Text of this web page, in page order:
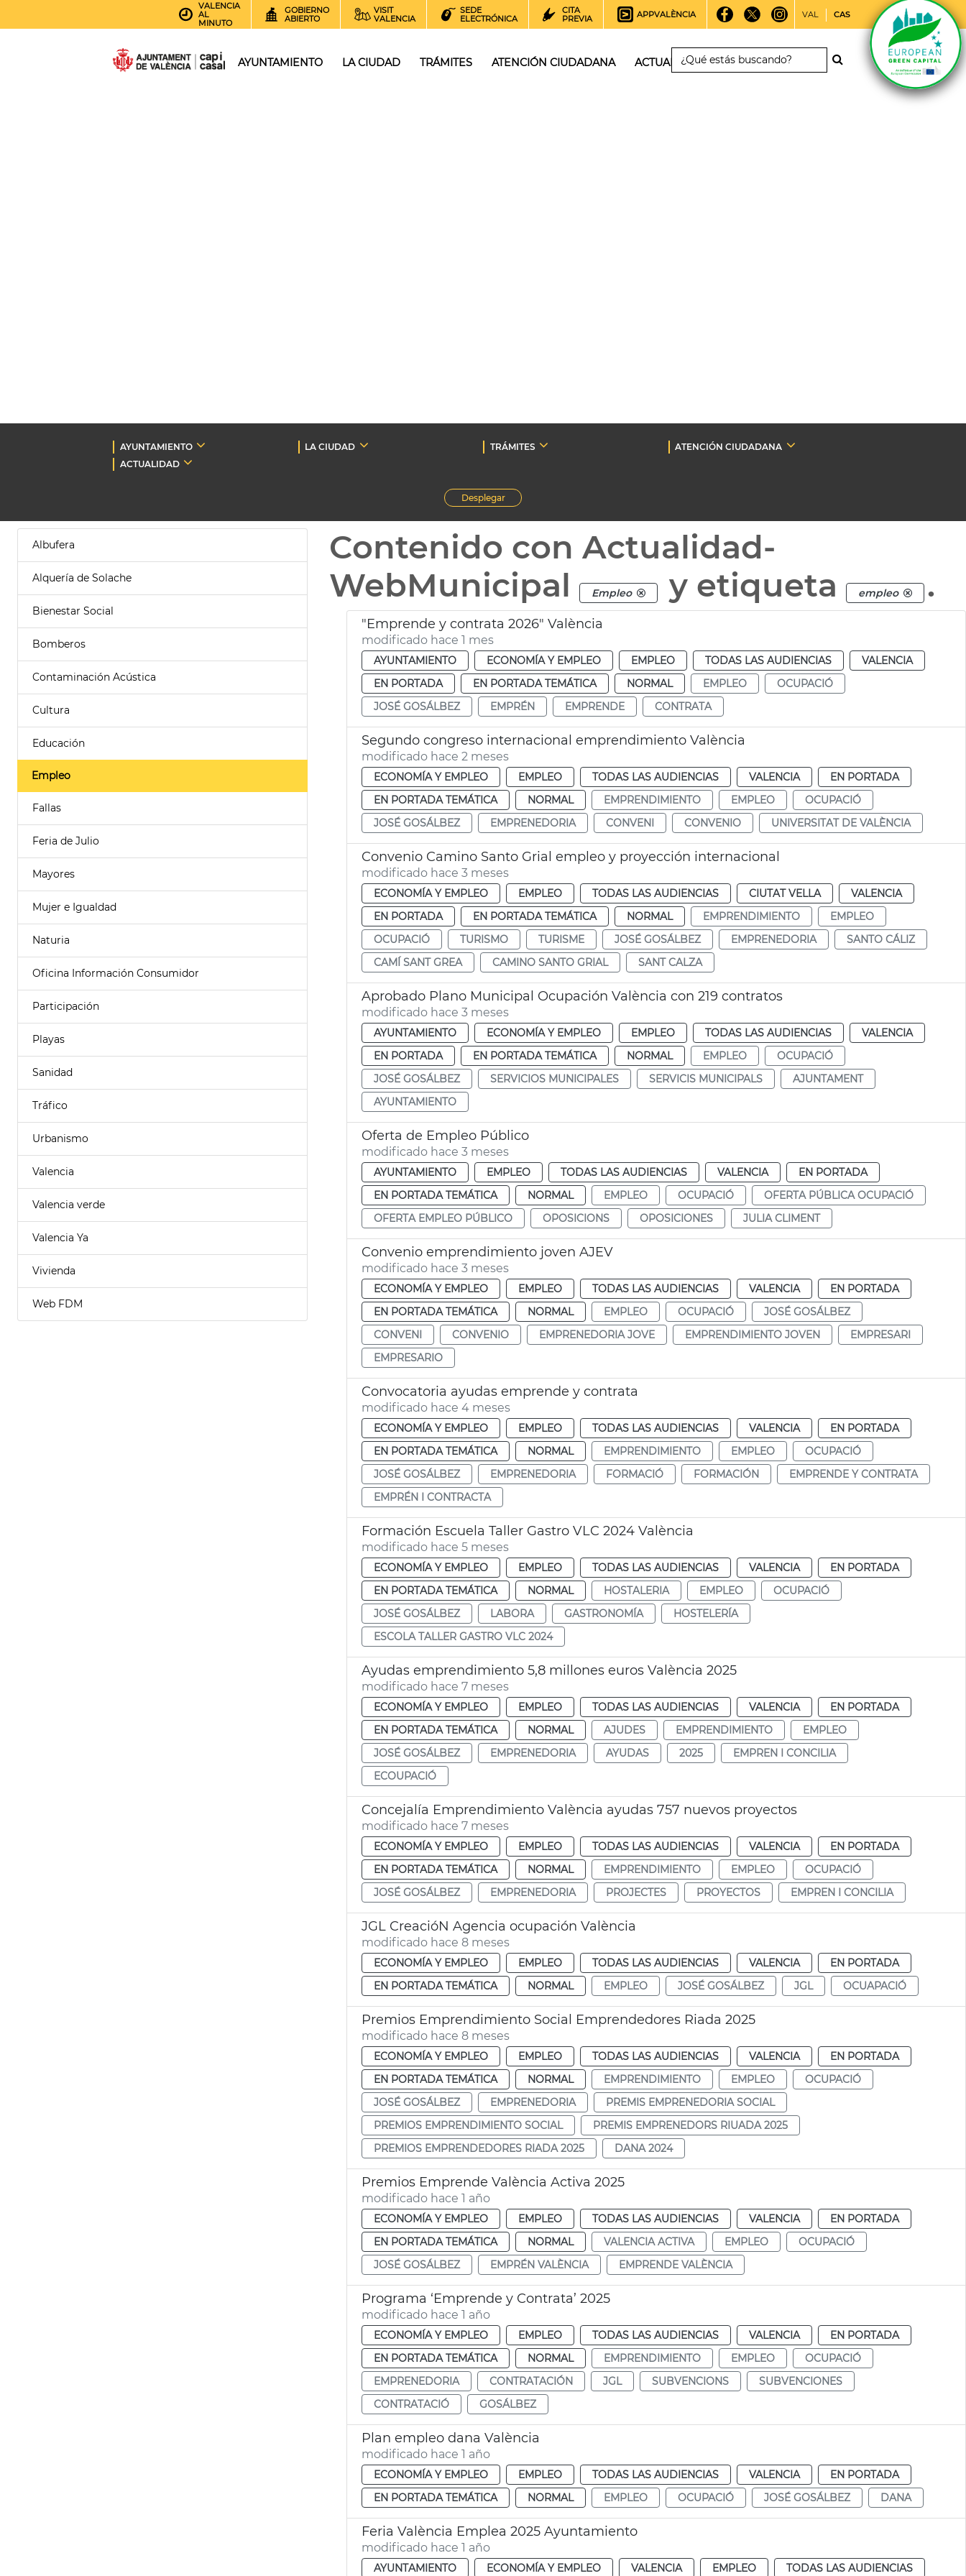
VALENCIA
AL
MINUTO
GOBIERNO
ABIERTO
VISIT
VALENCIA
SEDE
ELECTRÓNICA
CITA
PREVIA
APPVALÈNCIA VAL CAS
AYUNTAMIENTO LA CIUDAD TRÁMITES ATENCIÓN CIUDADANA ACTUALIDAD
AYUNTAMIENTO LA CIUDAD TRÁMITES
ATENCIÓN CIUDADANA
ACTUALIDAD
Desplegar
Albufera
Alquería de Solache
Bienestar Social
Bomberos
Contaminación Acústica
Cultura
Educación
Empleo
Fallas
Feria de Julio
Mayores
Mujer e Igualdad
Naturia
Oficina Información Consumidor
Participación
Playas
Sanidad
Tráfico
Urbanismo
Valencia
Valencia verde
Valencia Ya
Vivienda
Web FDM
Contenido con Actualidad-
WebMunicipal
Empleo y etiqueta empleo .
"Emprende y contrata 2026" València
modificado hace 1 mes
AYUNTAMIENTO ECONOMÍA Y EMPLEO EMPLEO TODAS LAS AUDIENCIAS
VALENCIA
EN PORTADA
EN PORTADA TEMÁTICA NORMAL EMPLEO
OCUPACIÓ
JOSÉ GOSÁLBEZ
EMPRÉN EMPRENDE CONTRATA
Segundo congreso internacional emprendimiento València
modificado hace 2 meses
ECONOMÍA Y EMPLEO EMPLEO TODAS LAS AUDIENCIAS VALENCIA
EN PORTADA
EN PORTADA TEMÁTICA
NORMAL EMPRENDIMIENTO EMPLEO
OCUPACIÓ
JOSÉ GOSÁLBEZ
EMPRENEDORIA CONVENI CONVENIO UNIVERSITAT DE VALÈNCIA
Convenio Camino Santo Grial empleo y proyección internacional
modificado hace 3 meses
ECONOMÍA Y EMPLEO EMPLEO TODAS LAS AUDIENCIAS CIUTAT VELLA
VALENCIA
EN PORTADA
EN PORTADA TEMÁTICA NORMAL EMPRENDIMIENTO
EMPLEO
OCUPACIÓ
TURISMO TURISME JOSÉ GOSÁLBEZ EMPRENEDORIA
SANTO CÁLIZ
CAMÍ SANT GREA
CAMINO SANTO GRIAL SANT CALZA
Aprobado Plano Municipal Ocupación València con 219 contratos
modificado hace 3 meses
AYUNTAMIENTO ECONOMÍA Y EMPLEO EMPLEO TODAS LAS AUDIENCIAS
VALENCIA
EN PORTADA
EN PORTADA TEMÁTICA NORMAL EMPLEO
OCUPACIÓ
JOSÉ GOSÁLBEZ
SERVICIOS MUNICIPALES SERVICIS MUNICIPALS
AJUNTAMENT
AYUNTAMIENTO
Oferta de Empleo Público
modificado hace 3 meses
AYUNTAMIENTO EMPLEO TODAS LAS AUDIENCIAS VALENCIA
EN PORTADA
EN PORTADA TEMÁTICA
NORMAL EMPLEO OCUPACIÓ
OFERTA PÚBLICA OCUPACIÓ
OFERTA EMPLEO PÚBLICO
OPOSICIONS OPOSICIONES JULIA CLIMENT
Convenio emprendimiento joven AJEV
modificado hace 3 meses
ECONOMÍA Y EMPLEO EMPLEO TODAS LAS AUDIENCIAS VALENCIA
EN PORTADA
EN PORTADA TEMÁTICA
NORMAL EMPLEO OCUPACIÓ
JOSÉ GOSÁLBEZ
CONVENI
CONVENIO EMPRENEDORIA JOVE EMPRENDIMIENTO JOVEN
EMPRESARI
EMPRESARIO
Convocatoria ayudas emprende y contrata
modificado hace 4 meses
ECONOMÍA Y EMPLEO EMPLEO TODAS LAS AUDIENCIAS VALENCIA
EN PORTADA
EN PORTADA TEMÁTICA
NORMAL EMPRENDIMIENTO EMPLEO
OCUPACIÓ
JOSÉ GOSÁLBEZ
EMPRENEDORIA FORMACIÓ FORMACIÓN
EMPRENDE Y CONTRATA
EMPRÉN I CONTRACTA
Formación Escuela Taller Gastro VLC 2024 València
modificado hace 5 meses
ECONOMÍA Y EMPLEO EMPLEO TODAS LAS AUDIENCIAS VALENCIA
EN PORTADA
EN PORTADA TEMÁTICA
NORMAL HOSTALERIA EMPLEO
OCUPACIÓ
JOSÉ GOSÁLBEZ
LABORA GASTRONOMÍA
HOSTELERÍA
ESCOLA TALLER GASTRO VLC 2024
Ayudas emprendimiento 5,8 millones euros València 2025
modificado hace 7 meses
ECONOMÍA Y EMPLEO EMPLEO TODAS LAS AUDIENCIAS VALENCIA
EN PORTADA
EN PORTADA TEMÁTICA
NORMAL AJUDES EMPRENDIMIENTO
EMPLEO
JOSÉ GOSÁLBEZ
EMPRENEDORIA AYUDAS 2025
EMPREN I CONCILIA
ECOUPACIÓ
Concejalía Emprendimiento València ayudas 757 nuevos proyectos
modificado hace 7 meses
ECONOMÍA Y EMPLEO EMPLEO TODAS LAS AUDIENCIAS VALENCIA
EN PORTADA
EN PORTADA TEMÁTICA
NORMAL EMPRENDIMIENTO EMPLEO
OCUPACIÓ
JOSÉ GOSÁLBEZ
EMPRENEDORIA PROJECTES PROYECTOS EMPREN I CONCILIA
JGL CreacióN Agencia ocupación València
modificado hace 8 meses
ECONOMÍA Y EMPLEO EMPLEO TODAS LAS AUDIENCIAS VALENCIA
EN PORTADA
EN PORTADA TEMÁTICA
NORMAL EMPLEO JOSÉ GOSÁLBEZ JGL OCUAPACIÓ
Premios Emprendimiento Social Emprendedores Riada 2025
modificado hace 8 meses
ECONOMÍA Y EMPLEO EMPLEO TODAS LAS AUDIENCIAS VALENCIA
EN PORTADA
EN PORTADA TEMÁTICA
NORMAL EMPRENDIMIENTO EMPLEO
OCUPACIÓ
JOSÉ GOSÁLBEZ
EMPRENEDORIA
PREMIS EMPRENEDORIA SOCIAL
PREMIOS EMPRENDIMIENTO SOCIAL
PREMIS EMPRENEDORS RIUADA 2025
PREMIOS EMPRENDEDORES RIADA 2025
DANA 2024
Premios Emprende València Activa 2025
modificado hace 1 año
ECONOMÍA Y EMPLEO EMPLEO TODAS LAS AUDIENCIAS VALENCIA
EN PORTADA
EN PORTADA TEMÁTICA
NORMAL VALENCIA ACTIVA EMPLEO
OCUPACIÓ
JOSÉ GOSÁLBEZ
EMPRÉN VALÈNCIA EMPRENDE VALÈNCIA
Programa ‘Emprende y Contrata’ 2025
modificado hace 1 año
ECONOMÍA Y EMPLEO EMPLEO TODAS LAS AUDIENCIAS VALENCIA
EN PORTADA
EN PORTADA TEMÁTICA
NORMAL EMPRENDIMIENTO EMPLEO
OCUPACIÓ
EMPRENEDORIA
CONTRATACIÓN JGL SUBVENCIONS
SUBVENCIONES
CONTRATACIÓ
GOSÁLBEZ
Plan empleo dana València
modificado hace 1 año
ECONOMÍA Y EMPLEO EMPLEO TODAS LAS AUDIENCIAS VALENCIA
EN PORTADA
EN PORTADA TEMÁTICA
NORMAL EMPLEO OCUPACIÓ JOSÉ GOSÁLBEZ DANA
Feria València Emplea 2025 Ayuntamiento
modificado hace 1 año
AYUNTAMIENTO ECONOMÍA Y EMPLEO VALENCIA EMPLEO TODAS LAS AUDIENCIAS